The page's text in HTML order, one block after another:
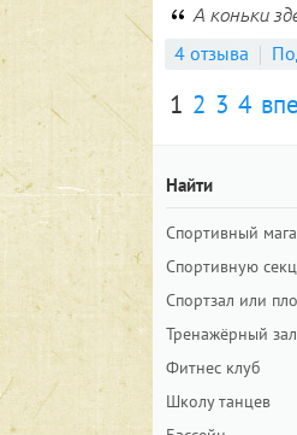
А коньки
4 отзыва
1 2 3 4
Найти
Спортивный
Спортивную
Спортзал или
Тренажёрный зал
Фитнес клуб
Школу танцев